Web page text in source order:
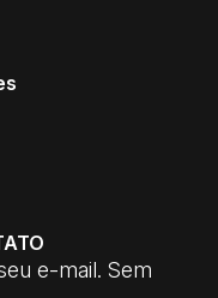
e-mail. Sem